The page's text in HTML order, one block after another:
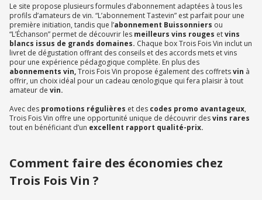
Le site propose plusieurs formules d’abonnement adaptées à tous les
profils d’amateurs de vin. “L’abonnement Tastevin” est parfait pour une
première initiation, tandis que l’abonnement Buissonniers ou
“L’Échanson” permet de découvrir les meilleurs vins rouges etvins
blancs issus de grands domaines. Chaque box Trois Fois Vin inclut un
livret de dégustation offrant des conseils et des accords mets et vins
pour une expérience pédagogique complète. En plus des
abonnements vin,Trois Fois Vin propose également des coffretsvin à
offrir, un choix idéal pour un cadeau œnologique qui fera plaisir à tout
amateur de vin.
Avec des promotions régulières et des codes promo avantageux,
Trois Fois Vin offre une opportunité unique de découvrir desvins rares
tout en bénéficiant d’un excellent rapport qualité-prix.
Comment faire des économies chez
Trois Fois Vin ?